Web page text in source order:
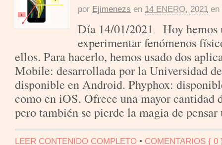
por Ejimenezs en 14 ENERO, 2021 en
Día 14/01/2021 Hoy hemos
experimentar fenómenos
ellos. Para hacerlo, hemos usado dos
Mobile: desarrollada por la Universidad
disponible en Android. Phyphox:
como en iOS. Ofrece una mayor cantidad
pero también se pierde la magia de
LEER CONTENIDO COMPLETO • COMENTARIOS { 0